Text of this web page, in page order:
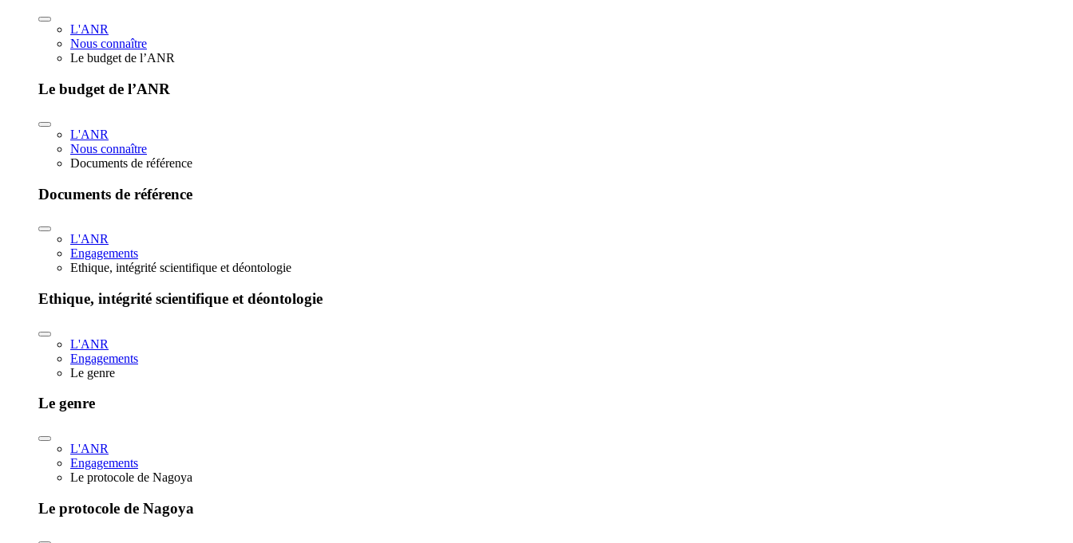
L'ANR
Nous connaître
Le budget de l’ANR
Le budget de l’ANR
L'ANR
Nous connaître
Documents de référence
Documents de référence
L'ANR
Engagements
Ethique, intégrité scientifique et déontologie
Ethique, intégrité scientifique et déontologie
L'ANR
Engagements
Le genre
Le genre
L'ANR
Engagements
Le protocole de Nagoya
Le protocole de Nagoya